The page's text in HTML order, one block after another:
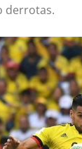
derrotas.